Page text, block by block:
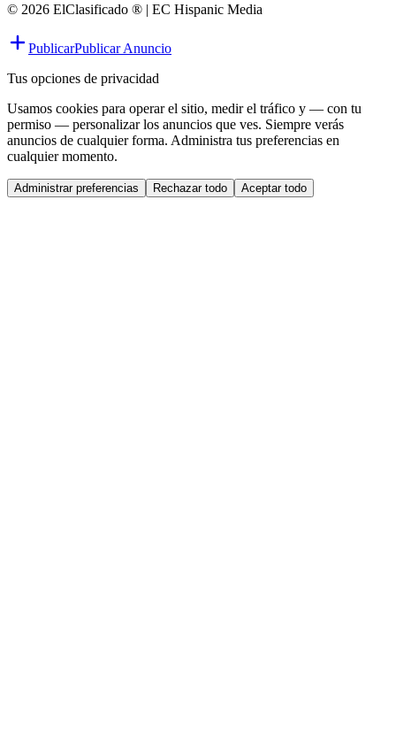
© 2026 ElClasificado ® | EC Hispanic Media
PublicarPublicar Anuncio
Tus opciones de privacidad
Usamos cookies para operar el sitio, medir el tráfico y — con tu
permiso — personalizar los anuncios que ves. Siempre verás
anuncios de cualquier forma. Administra tus preferencias en
cualquier momento.
Administrar preferencias Rechazar todo Aceptar todo